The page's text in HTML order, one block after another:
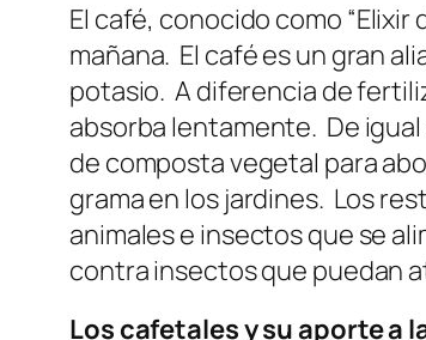
El café, conocido como “Elixir
mañana. El café es un gran
potasio. A diferencia de
absorba lentamente. De
de composta vegetal para
grama en los jardines. Los
animales e insectos que se
contra insectos que puedan
Los cafetales y su aporte a